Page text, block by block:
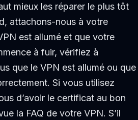
mieux les réparer le plus tôt
attachons-nous à votre
est allumé et que votre
à fuir, vérifiez à
que le VPN est allumé ou que
Si vous utilisez
d’avoir le certificat au bon
la FAQ de votre VPN. S’il